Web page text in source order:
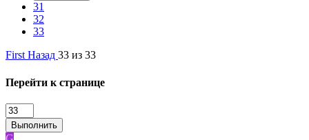
31
32
33
First Назад 33 из 33
Перейти к странице
Выполнить